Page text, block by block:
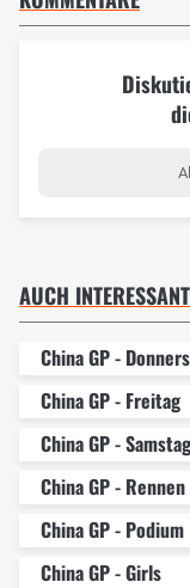
AUCH INTERESSANT
China GP -
China GP - Freitag
China GP - Samstag
China GP - Rennen
China GP - Podium
China GP - Girls